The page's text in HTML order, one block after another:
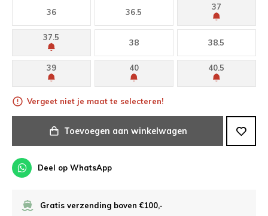
36 36.5
37
37.5
38 38.5
39 40 40.5
Vergeet niet je maat te selecteren!
Toevoegen aan winkelwagen
Deel op WhatsApp
Gratis verzending boven €100,-